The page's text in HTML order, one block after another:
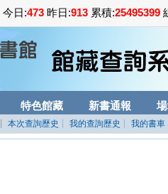
今日:473 昨日:913 累積:25495399
特色館藏 新書通報
┊ 本次查詢歷史 ┊ 我的查詢歷史 ┊ 我的書車